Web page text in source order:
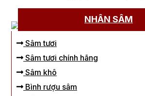
NHÂN SÂM
Sâm tươi
Sâm tươi chính hãng
Sâm khô
Bình rượu sâm